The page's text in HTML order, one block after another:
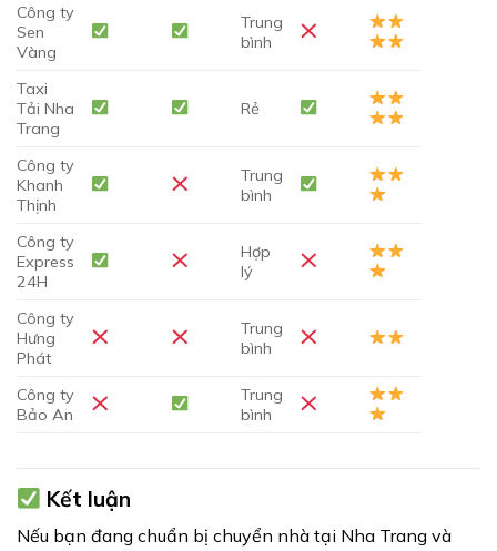
Công ty
Sen
Vàng
Trung
bình
Taxi
Tải Nha
Trang
Rẻ
Công ty
Khanh
Thịnh
Trung
bình
Công ty
Express
24H
Hợp
lý
Công ty
Hưng
Phát
Trung
bình
Công ty
Bảo An
Trung
bình
Kết luận
Nếu bạn đang chuẩn bị chuyển nhà tại Nha Trang và